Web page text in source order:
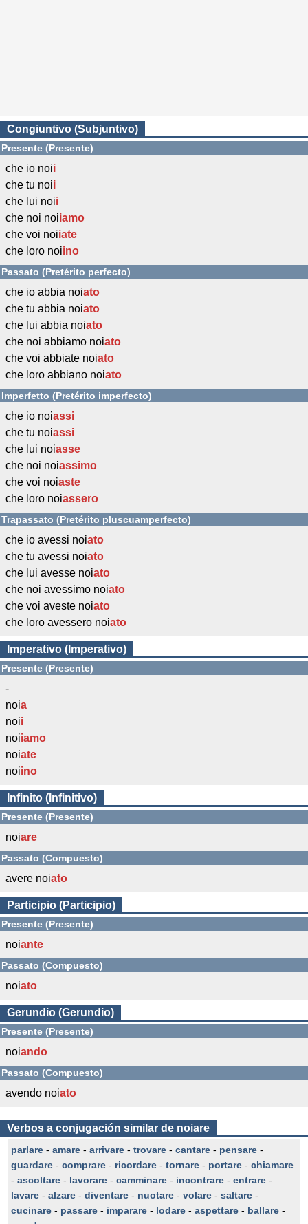
Congiuntivo (Subjuntivo)
Presente (Presente)
che io noii
che tu noii
che lui noii
che noi noiiamo
che voi noiiate
che loro noiino
Passato (Pretérito perfecto)
che io abbia noiato
che tu abbia noiato
che lui abbia noiato
che noi abbiamo noiato
che voi abbiate noiato
che loro abbiano noiato
Imperfetto (Pretérito imperfecto)
che io noiassi
che tu noiassi
che lui noiasse
che noi noiassimo
che voi noiaste
che loro noiassero
Trapassato (Pretérito pluscuamperfecto)
che io avessi noiato
che tu avessi noiato
che lui avesse noiato
che noi avessimo noiato
che voi aveste noiato
che loro avessero noiato
Imperativo (Imperativo)
Presente (Presente)
-
noia
noii
noiiamo
noiate
noiino
Infinito (Infinitivo)
Presente (Presente)
noiare
Passato (Compuesto)
avere noiato
Participio (Participio)
Presente (Presente)
noiante
Passato (Compuesto)
noiato
Gerundio (Gerundio)
Presente (Presente)
noiando
Passato (Compuesto)
avendo noiato
Verbos a conjugación similar de noiare
parlare - amare - arrivare - trovare - cantare - pensare -
guardare - comprare - ricordare - tornare - portare - chiamare
- ascoltare - lavorare - camminare - incontrare - entrare -
lavare - alzare - diventare - nuotare - volare - saltare -
cucinare - passare - imparare - lodare - aspettare - ballare -